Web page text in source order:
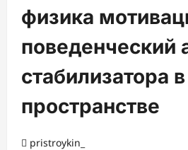
физика
поведенческий
стабилизатора
пространстве
pristroykin_